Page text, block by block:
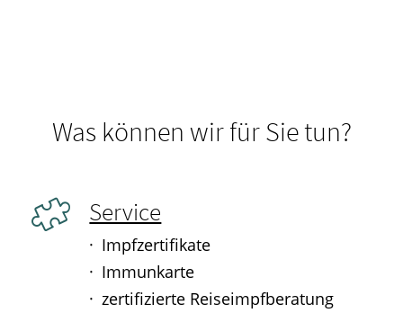
Was können wir für Sie tun?
Service
Impfzertifikate
Immunkarte
zertifizierte Reiseimpfberatung